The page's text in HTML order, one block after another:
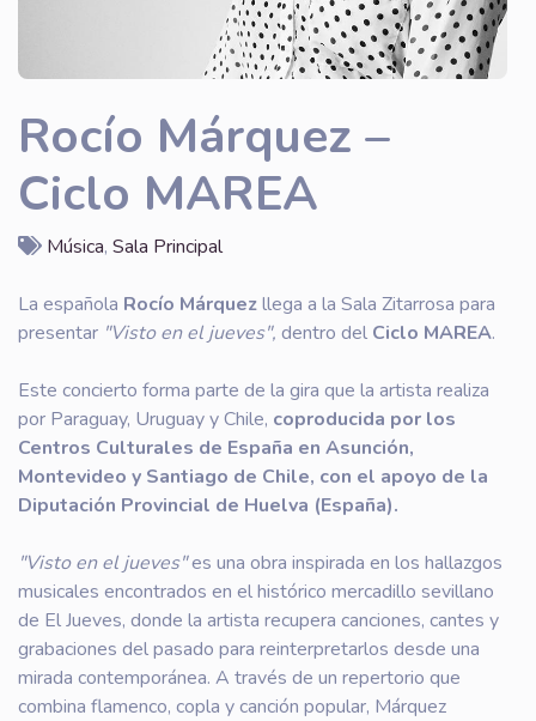
Rocío Márquez –
Ciclo MAREA
Música, Sala Principal
La española Rocío Márquezllega a la Sala Zitarrosa para
presentar "Visto en el jueves", dentro del Ciclo MAREA.
Este concierto forma parte de la gira que la artista realiza
por Paraguay, Uruguay y Chile, coproducida por los
Centros Culturales de España en Asunción,
Montevideo y Santiago de Chile, con el apoyo de la
Diputación Provincial de Huelva (España).
"Visto en el jueves"es una obra inspirada en los hallazgos
musicales encontrados en el histórico mercadillo sevillano
de El Jueves, donde la artista recupera canciones, cantes y
grabaciones del pasado para reinterpretarlos desde una
mirada contemporánea. A través de un repertorio que
combina flamenco, copla y canción popular, Márquez